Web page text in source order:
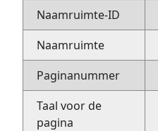
Naamruimte-ID
Naamruimte
Paginanummer
Taal voor de
pagina